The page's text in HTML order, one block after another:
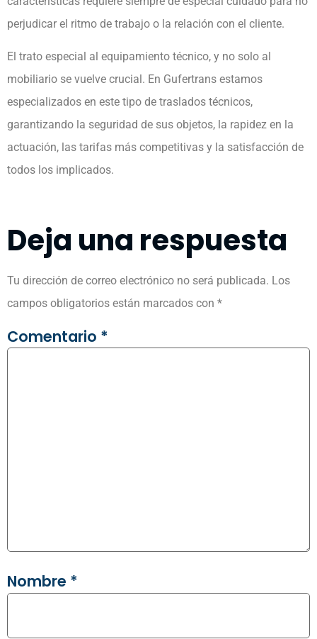
perjudicar el ritmo de trabajo o la relación con el cliente.
El trato especial al equipamiento técnico, y no solo al
mobiliario se vuelve crucial. En Gufertrans estamos
especializados en este tipo de traslados técnicos,
garantizando la seguridad de sus objetos, la rapidez en la
actuación, las tarifas más competitivas y la satisfacción de
todos los implicados.
Deja una respuesta
Tu dirección de correo electrónico no será publicada. Los
campos obligatorios están marcados con *
Comentario *
Nombre *